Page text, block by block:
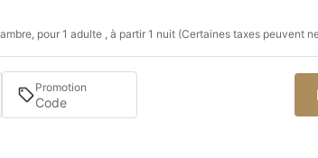
pour 1 adulte , à partir 1 nuit (Certaines taxes peuvent
Promotion